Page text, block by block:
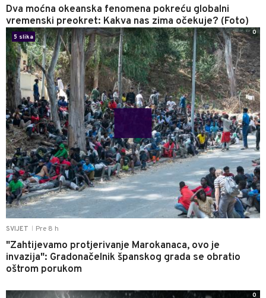
Dva moćna okeanska fenomena pokreću globalni
vremenski preokret: Kakva nas zima očekuje? (Foto)
SVIJET Pre 8 h
"Zahtijevamo protjerivanje Marokanaca, ovo je
invazija": Gradonačelnik španskog grada se obratio
oštrom porukom
5 slika
0
0